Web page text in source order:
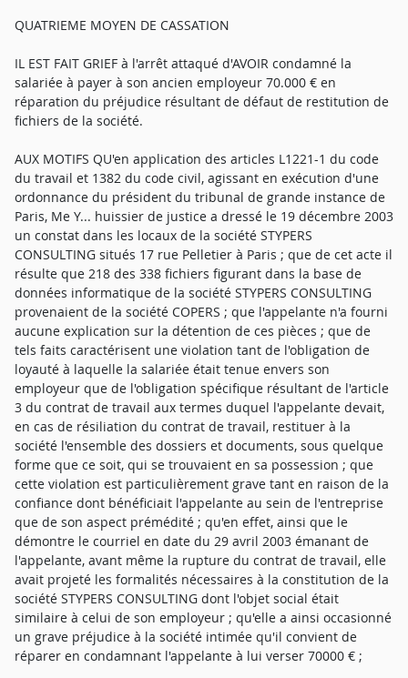
QUATRIEME MOYEN DE CASSATION
IL EST FAIT GRIEF à l'arrêt attaqué d'AVOIR condamné la
salariée à payer à son ancien employeur 70.000 € en
réparation du préjudice résultant de défaut de restitution de
fichiers de la société.
AUX MOTIFS QU'en application des articles L1221-1 du code
du travail et 1382 du code civil, agissant en exécution d'une
ordonnance du président du tribunal de grande instance de
Paris, Me Y... huissier de justice a dressé le 19 décembre 2003
un constat dans les locaux de la société STYPERS
CONSULTING situés 17 rue Pelletier à Paris ; que de cet acte il
résulte que 218 des 338 fichiers figurant dans la base de
données informatique de la société STYPERS CONSULTING
provenaient de la société COPERS ; que l'appelante n'a fourni
aucune explication sur la détention de ces pièces ; que de
tels faits caractérisent une violation tant de l'obligation de
loyauté à laquelle la salariée était tenue envers son
employeur que de l'obligation spécifique résultant de l'article
3 du contrat de travail aux termes duquel l'appelante devait,
en cas de résiliation du contrat de travail, restituer à la
société l'ensemble des dossiers et documents, sous quelque
forme que ce soit, qui se trouvaient en sa possession ; que
cette violation est particulièrement grave tant en raison de la
confiance dont bénéficiait l'appelante au sein de l'entreprise
que de son aspect prémédité ; qu'en effet, ainsi que le
démontre le courriel en date du 29 avril 2003 émanant de
l'appelante, avant même la rupture du contrat de travail, elle
avait projeté les formalités nécessaires à la constitution de la
société STYPERS CONSULTING dont l'objet social était
similaire à celui de son employeur ; qu'elle a ainsi occasionné
un grave préjudice à la société intimée qu'il convient de
réparer en condamnant l'appelante à lui verser 70000 € ;